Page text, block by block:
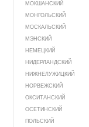
МОКШАНСКИЙ
МОНГОЛЬСКИЙ
МОСКАЛЬСКИЙ
МЭНСКИЙ
НЕМЕЦКИЙ
НИДЕРЛАНДСКИЙ
НИЖНЕЛУЖИЦКИЙ
НОРВЕЖСКИЙ
ОКСИТАНСКИЙ
ОСЕТИНСКИЙ
ПОЛЬСКИЙ